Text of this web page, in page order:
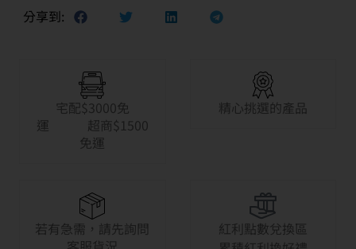
分享到:
宅配$3000免
運 超商$1500
免運
精心挑選的產品
若有急需，請先詢問
紅利點數兌換區